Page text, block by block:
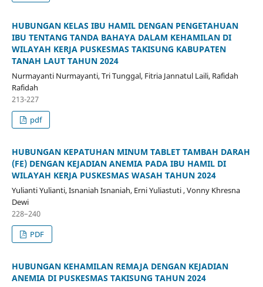
HUBUNGAN KELAS IBU HAMIL DENGAN PENGETAHUAN
IBU TENTANG TANDA BAHAYA DALAM KEHAMILAN DI
WILAYAH KERJA PUSKESMAS TAKISUNG KABUPATEN
TANAH LAUT TAHUN 2024
Nurmayanti Nurmayanti, Tri Tunggal, Fitria Jannatul Laili, Rafidah
Rafidah
213-227
pdf
HUBUNGAN KEPATUHAN MINUM TABLET TAMBAH DARAH
(FE) DENGAN KEJADIAN ANEMIA PADA IBU HAMIL DI
WILAYAH KERJA PUSKESMAS WASAH TAHUN 2024
Yulianti Yulianti, Isnaniah Isnaniah, Erni Yuliastuti , Vonny Khresna
Dewi
228–240
PDF
HUBUNGAN KEHAMILAN REMAJA DENGAN KEJADIAN
ANEMIA DI PUSKESMAS TAKISUNG TAHUN 2024